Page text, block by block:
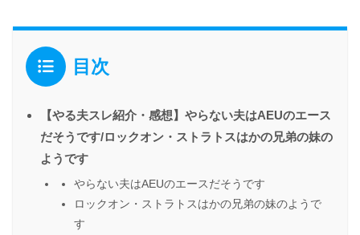
目次
【やる夫スレ紹介・感想】やらない夫はAEUのエース
だそうです/ロックオン・ストラトスはかの兄弟の妹の
ようです
やらない夫はAEUのエースだそうです
ロックオン・ストラトスはかの兄弟の妹のようで
す